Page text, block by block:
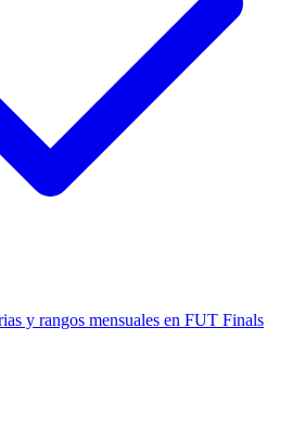
y rangos mensuales en FUT Finals